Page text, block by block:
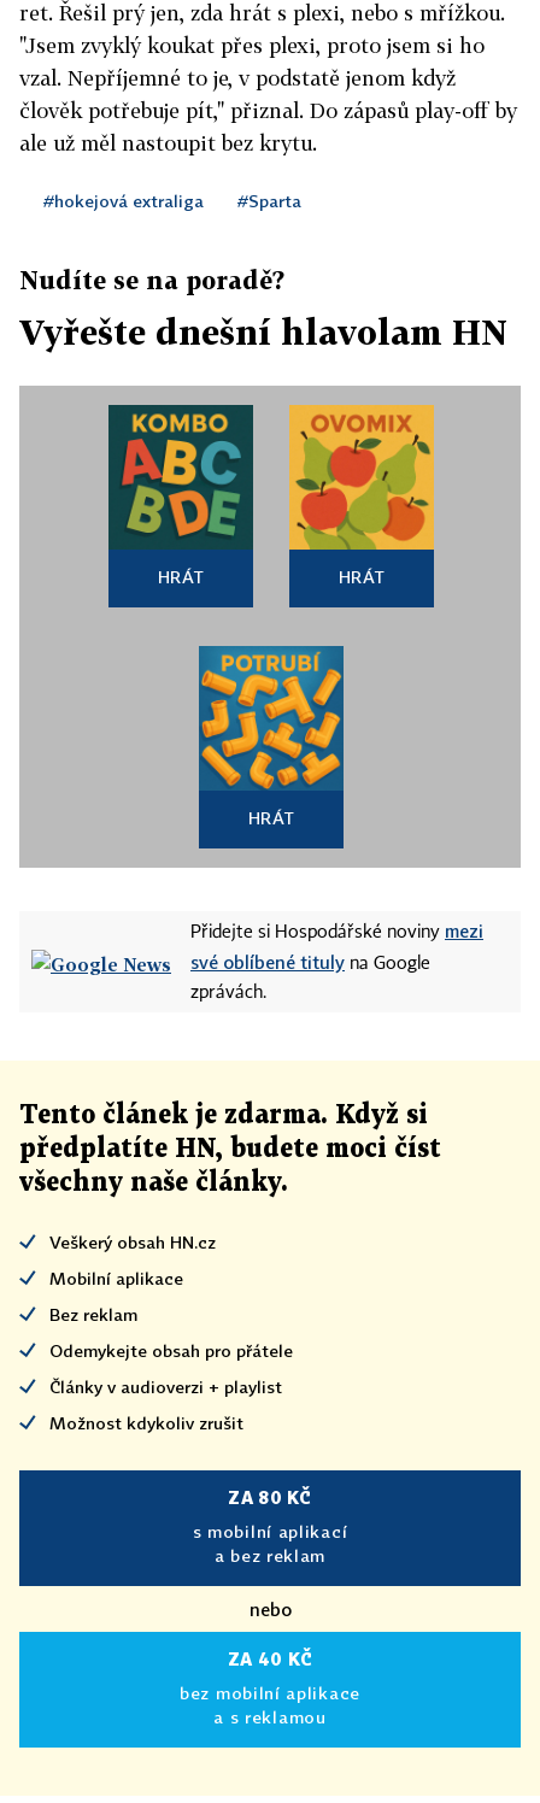
ret. Řešil prý jen, zda hrát s plexi, nebo s mřížkou.
"Jsem zvyklý koukat přes plexi, proto jsem si ho
vzal. Nepříjemné to je, v podstatě jenom když
člověk potřebuje pít," přiznal. Do zápasů play-off by
ale už měl nastoupit bez krytu.
#hokejová extraliga #Sparta
Nudíte se na poradě?
Vyřešte dnešní hlavolam HN
HRÁT HRÁT
HRÁT
Přidejte si Hospodářské noviny mezi
své oblíbené tituly na Google
zprávách.
Tento článek je zdarma. Když si
předplatíte HN, budete moci číst
všechny naše články.
Veškerý obsah HN.cz
Mobilní aplikace
Bez reklam
Odemykejte obsah pro přátele
Články v audioverzi + playlist
Možnost kdykoliv zrušit
ZA 80 KČ
s mobilní aplikací
a bez reklam
nebo
ZA 40 KČ
bez mobilní aplikace
a s reklamou